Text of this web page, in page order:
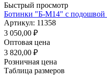
Быстрый просмотр
Ботинки "Б-М14" с
Артикул: 11358
3 050,00 ₽
Оптовая цена
3 820,00 ₽
Розничная цена
Таблица размеров